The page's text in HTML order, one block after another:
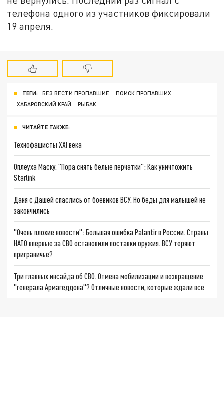
телефона одного из участников фиксировали
19 апреля.
ТЕГИ: БЕЗ ВЕСТИ ПРОПАВШИЕ
ПОИСК ПРОПАВШИХ
ХАБАРОВСКИЙ КРАЙ
РЫБАК
ЧИТАЙТЕ ТАКЖЕ:
Технофашисты XXI века
Оплеуха Маску. "Пора снять белые перчатки": Как уничтожить
Starlink
Даня с Дашей спаслись от боевиков ВСУ. Но беды для малышей не
закончились
"Очень плохие новости": Большая ошибка Palantir в России. Страны
НАТО впервые за СВО остановили поставки оружия. ВСУ теряют
приграничье?
Три главных инсайда об СВО. Отмена мобилизации и возвращение
"генерала Армагеддона"? Отличные новости, которые ждали все